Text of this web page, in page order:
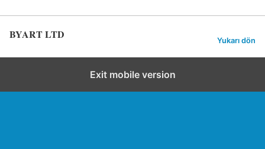
BYART LTD Yukarı dön
Exit mobile version